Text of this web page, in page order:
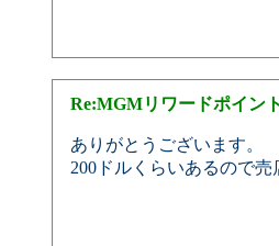
Re:MGMリワードポイント
ありがとうございます。
200ドルくらいあるので売